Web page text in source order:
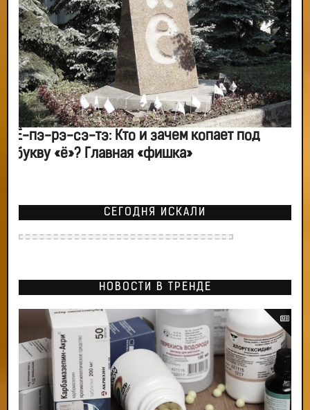
Ё-пэ-рэ-сэ-тэ: Кто и зачем копает под
букву «ё»? Главная «фишка»
СЕГОДНЯ ИСКАЛИ
НОВОСТИ В ТРЕНДЕ